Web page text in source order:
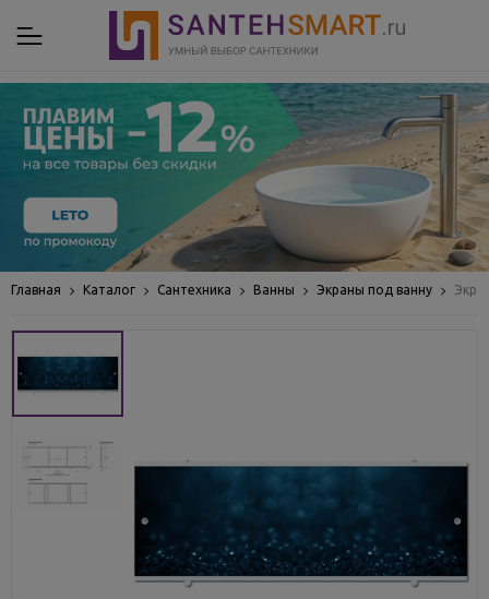
Главная Каталог Сантехника Ванны Экраны под ванну